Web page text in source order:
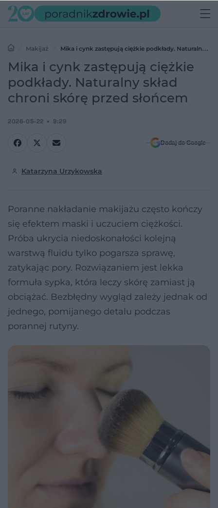
Makijaż
Mika i cynk zastępują ciężkie podkłady. Naturalny
skład chroni skórę przed słońcem
Mika i cynk zastępują ciężkie
podkłady. Naturalny skład
chroni skórę przed słońcem
2026-05-22 9:29
Dodaj do Google
Katarzyna Urzykowska
Poranne nakładanie makijażu często kończy
się efektem maski i uczuciem ciężkości.
Próba ukrycia niedoskonałości kolejną
warstwą fluidu tylko pogarsza sprawę,
zatykając pory. Rozwiązaniem jest lekka
formuła sypka, która leczy skórę zamiast ją
obciążać. Bezbłędny wygląd zależy jednak od
jednego, pomijanego detalu podczas
porannej rutyny.